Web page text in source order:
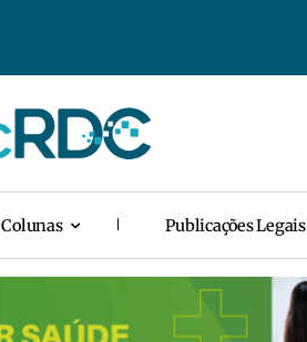
Colunas Publicações Legais